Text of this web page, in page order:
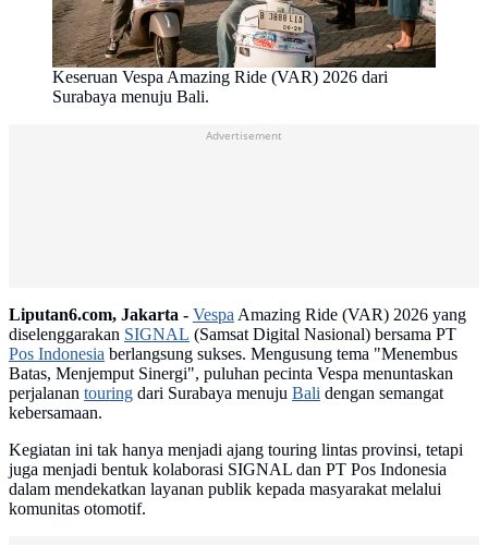
Keseruan Vespa Amazing Ride (VAR) 2026 dari
Surabaya menuju Bali.
Advertisement
Liputan6.com, Jakarta - VespaAmazing Ride (VAR) 2026 yang
diselenggarakan SIGNAL (Samsat Digital Nasional) bersama PT
Pos Indonesia berlangsung sukses. Mengusung tema "Menembus
Batas, Menjemput Sinergi", puluhan pecinta Vespa menuntaskan
perjalanan touring dari Surabaya menuju Bali dengan semangat
kebersamaan.
Kegiatan ini tak hanya menjadi ajang touring lintas provinsi, tetapi
juga menjadi bentuk kolaborasi SIGNAL dan PT Pos Indonesia
dalam mendekatkan layanan publik kepada masyarakat melalui
komunitas otomotif.